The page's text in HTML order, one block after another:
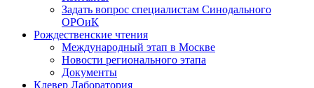
Задать вопрос специалистам Синодального
ОРОиК
Рождественские чтения
Международный этап в Москве
Новости регионального этапа
Документы
Клевер Лаборатория